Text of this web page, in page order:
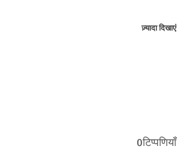
ज़्यादा दिखाएं
0टिप्पणियाँ